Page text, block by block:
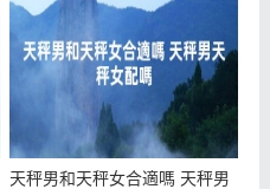
天秤男和天秤女合適嗎 天秤男